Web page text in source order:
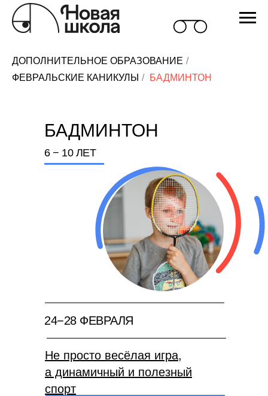
ДОПОЛНИТЕЛЬНОЕ ОБРАЗОВАНИЕ /
ФЕВРАЛЬСКИЕ КАНИКУЛЫ / БАДМИНТОН
24−28 ФЕВРАЛЯ
6 − 10 ЛЕТ
Не просто весёлая игра,
а динамичный и полезный
спорт
БАДМИНТОН